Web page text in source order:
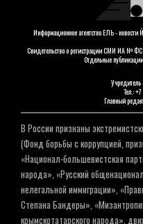
Информационное агентство ЕЛЬ -
Свидетельство о регистрации СМИ ИА №
Отдельные
Тел.:
Главный
В России признаны
(Фонд борьбы с коррупцией,
«Национал-большевистская
народа», «Русский
нелегальной иммиграции»,
Степана Бандеры»,
крымскотатарского народа»,